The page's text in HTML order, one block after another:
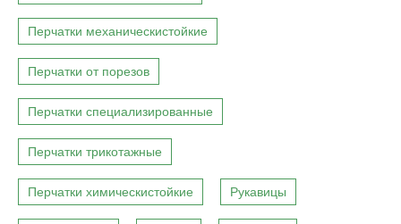
Перчатки механическистойкие
Перчатки от порезов
Перчатки специализированные
Перчатки трикотажные
Перчатки химическистойкие Рукавицы